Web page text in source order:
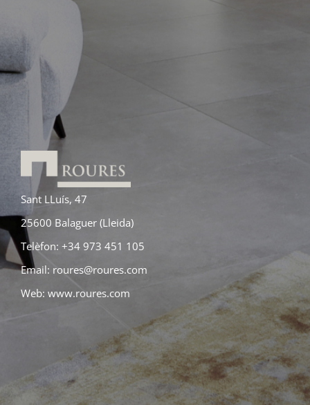
Sant LLuís, 47
25600 Balaguer (Lleida)
Telèfon: +34 973 451 105
Email: roures@roures.com
Web: www.roures.com